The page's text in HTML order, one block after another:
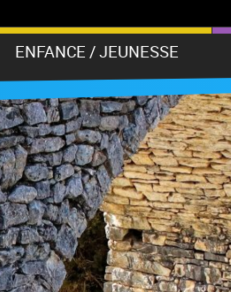
ENFANCE / JEUNESSE